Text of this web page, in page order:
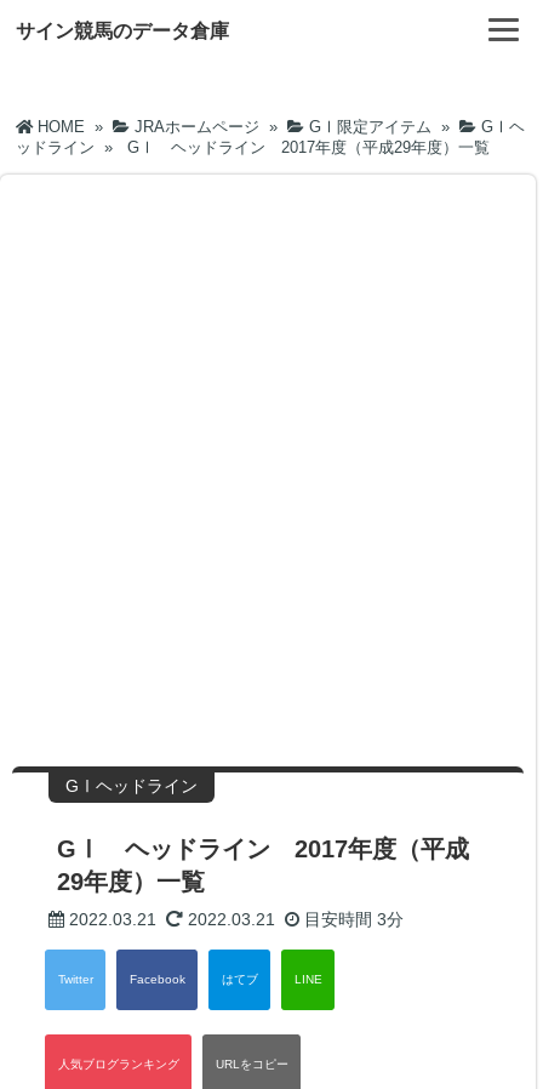
サイン競馬のデータ倉庫
HOME » JRAホームページ » GⅠ限定アイテム »
GⅠヘ
ッドライン » GⅠ ヘッドライン 2017年度（平成29年度）一覧
GⅠヘッドライン
GⅠ ヘッドライン 2017年度（平成
29年度）一覧
2022.03.21 2022.03.21 目安時間 3分